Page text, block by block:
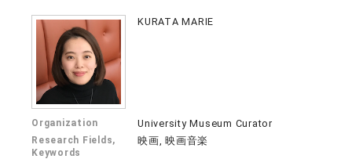
KURATA MARIE
Organization University Museum Curator
Research Fields,
Keywords
映画, 映画音楽